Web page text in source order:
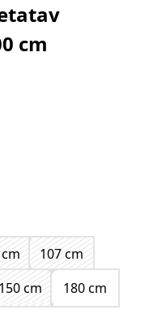
cm
107 cm
150 cm
180 cm